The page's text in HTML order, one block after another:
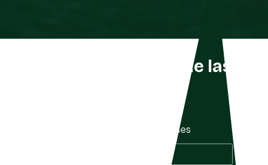
Listado completo de las
especies